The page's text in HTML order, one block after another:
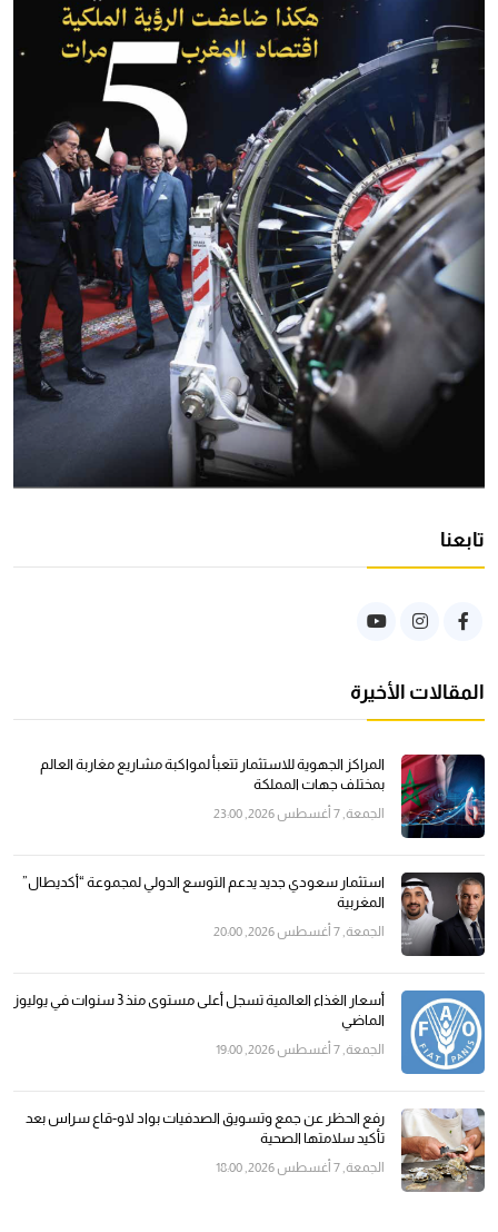
تابعنا
المقالات الأخيرة
المراكز الجهوية للاستثمار تتعبأ لمواكبة مشاريع مغاربة العالم
بمختلف جهات المملكة
الجمعة, 7 أغسطس 2026, 23:00
استثمار سعودي جديد يدعم التوسع الدولي لمجموعة “أكديطال”
المغربية
الجمعة, 7 أغسطس 2026, 20:00
أسعار الغذاء العالمية تسجل أعلى مستوى منذ 3 سنوات في يوليوز
الماضي
الجمعة, 7 أغسطس 2026, 19:00
رفع الحظر عن جمع وتسويق الصدفيات بواد لاو-قاع سراس بعد
تأكيد سلامتها الصحية
الجمعة, 7 أغسطس 2026, 18:00